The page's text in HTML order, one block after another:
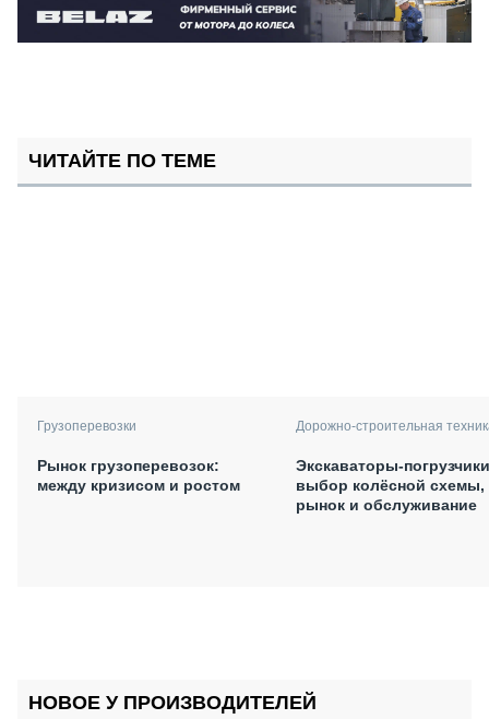
ЧИТАЙТЕ ПО ТЕМЕ
Грузоперевозки
Рынок грузоперевозок:
между кризисом и ростом
Дорожно-строительная
Экскаваторы-
выбор колёсной схемы,
рынок и обслуживание
НОВОЕ У ПРОИЗВОДИТЕЛЕЙ